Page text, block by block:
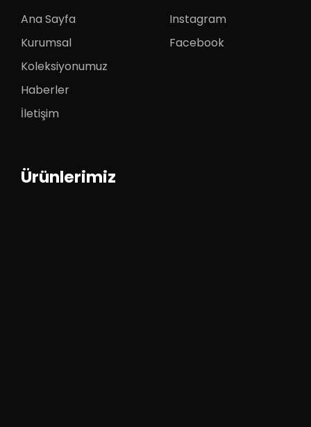
Ana Sayfa
Kurumsal
Koleksiyonumuz
Haberler
İletişim
Instagram
Facebook
Ürünlerimiz